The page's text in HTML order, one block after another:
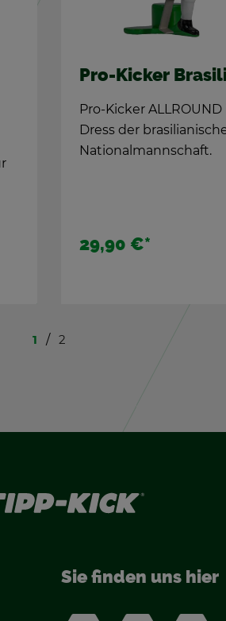
WM Clas­sics:
Ita­li­ens drit­ter
34,50 €
1 2
Sie fin­den uns hier